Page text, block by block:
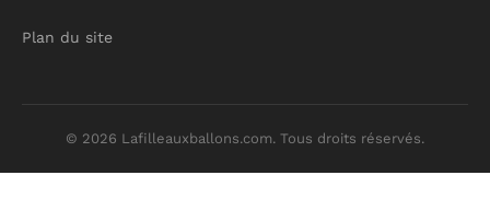
Plan du site
© 2026 Lafilleauxballons.com. Tous droits réservés.